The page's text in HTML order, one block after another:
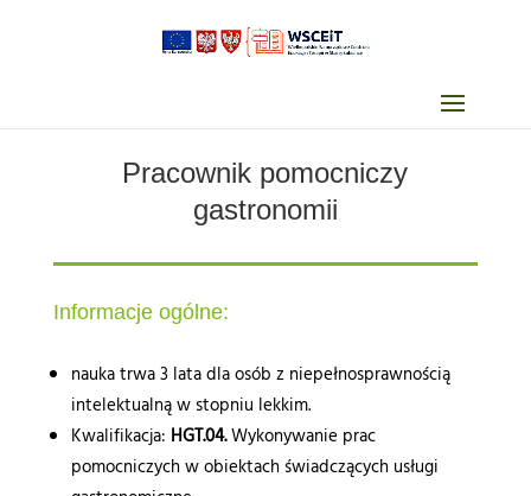
Pracownik pomocniczy
gastronomii
Informacje ogólne:
nauka trwa 3 lata dla osób z niepełnosprawnością
intelektualną w stopniu lekkim.
Kwalifikacja: HGT.04.Wykonywanie prac
pomocniczych w obiektach świadczących usługi